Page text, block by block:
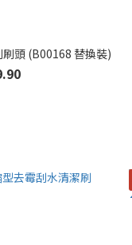
頭 (B00168 替換裝)